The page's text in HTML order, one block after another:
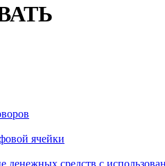
ячейки
денежных средств с